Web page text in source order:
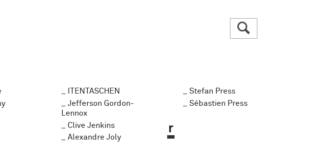
R
ITENTASCHEN
Jefferson Gordon-
Lennox
Clive Jenkins
Alexandre Joly
Stefan Press
Sébastien Press
r